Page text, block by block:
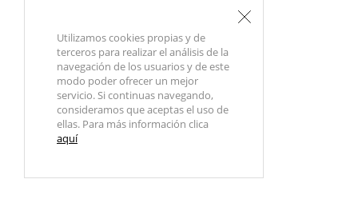
Utilizamos cookies propias y de
terceros para realizar el análisis de la
navegación de los usuarios y de este
modo poder ofrecer un mejor
servicio. Si continuas navegando,
consideramos que aceptas el uso de
ellas. Para más información clica
aquí